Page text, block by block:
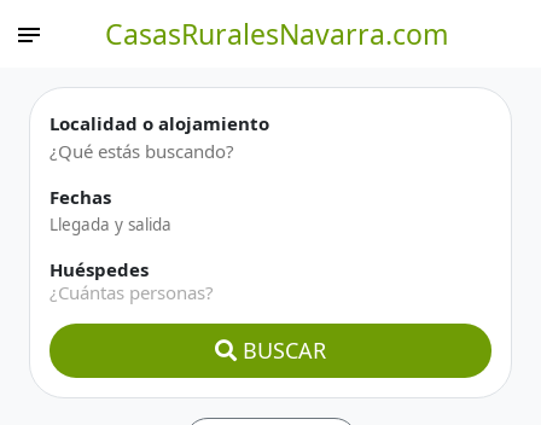
CasasRuralesNavarra.com
Localidad o alojamiento
Fechas
Huéspedes
¿Cuántas personas?
BUSCAR